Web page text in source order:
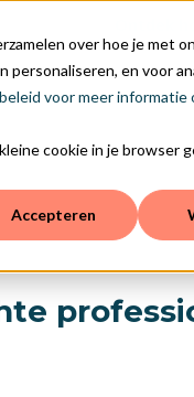
over hoe je met
en voor
voor meer informatie
cookie in je browser
Accepteren
Ontdek